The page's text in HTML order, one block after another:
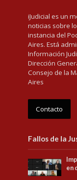
iJudicial es un
noticias sobre
instancia del
Aires. Está
Información
Dirección
Consejo de la
Aires
Contacto
Fallos de la
en